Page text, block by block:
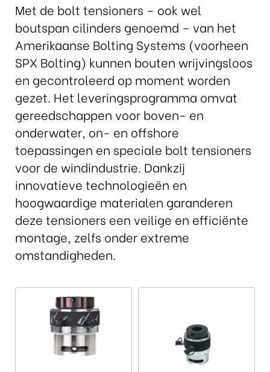
Met de bolt tensioners – ook wel
boutspan cilinders genoemd – van het
Amerikaanse Bolting Systems (voorheen
SPX Bolting) kunnen bouten wrijvingsloos
en gecontroleerd op moment worden
gezet. Het leveringsprogramma omvat
gereedschappen voor boven- en
onderwater, on- en offshore
toepassingen en speciale bolt tensioners
voor de windindustrie. Dankzij
innovatieve technologieën en
hoogwaardige materialen garanderen
deze tensioners een veilige en efficiënte
montage, zelfs onder extreme
omstandigheden.